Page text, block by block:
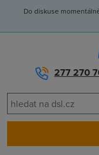
Do diskuse
277 270